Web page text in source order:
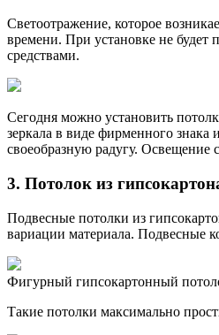
Светоотражение, которое
времени. При установке не будет
средствами.
Сегодня можно установить
зеркала в виде фирменного
своеобразную радугу. Освещение
3. Потолок из
Подвесные потолки из
вариации материала. Подвесные
Фигурный гипсокартонный
Такие потолки максимально